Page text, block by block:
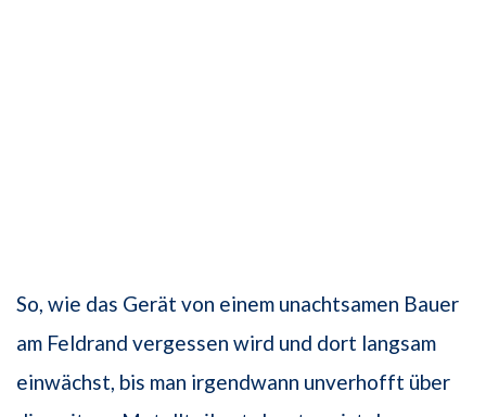
So, wie das Gerät von einem unachtsamen Bauer
am Feldrand vergessen wird und dort langsam
einwächst, bis man irgendwann unverhofft über